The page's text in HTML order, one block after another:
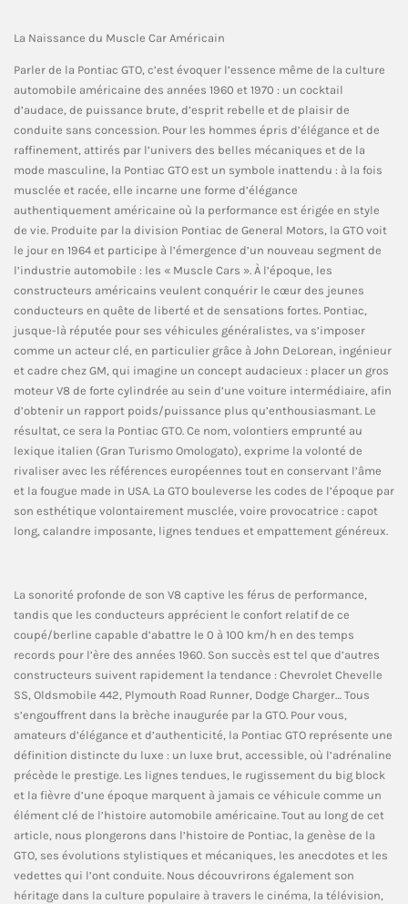
La Naissance du Muscle Car Américain
Parler de la Pontiac GTO, c’est évoquer l’essence même de la culture
automobile américaine des années 1960 et 1970 : un cocktail
d’audace, de puissance brute, d’esprit rebelle et de plaisir de
conduite sans concession. Pour les hommes épris d’élégance et de
raffinement, attirés par l’univers des belles mécaniques et de la
mode masculine, la Pontiac GTO est un symbole inattendu : à la fois
musclée et racée, elle incarne une forme d’élégance
authentiquement américaine où la performance est érigée en style
de vie. Produite par la division Pontiac de General Motors, la GTO voit
le jour en 1964 et participe à l’émergence d’un nouveau segment de
l’industrie automobile : les « Muscle Cars ». À l’époque, les
constructeurs américains veulent conquérir le cœur des jeunes
conducteurs en quête de liberté et de sensations fortes. Pontiac,
jusque-là réputée pour ses véhicules généralistes, va s’imposer
comme un acteur clé, en particulier grâce à John DeLorean, ingénieur
et cadre chez GM, qui imagine un concept audacieux : placer un gros
moteur V8 de forte cylindrée au sein d’une voiture intermédiaire, afin
d’obtenir un rapport poids/puissance plus qu’enthousiasmant. Le
résultat, ce sera la Pontiac GTO. Ce nom, volontiers emprunté au
lexique italien (Gran Turismo Omologato), exprime la volonté de
rivaliser avec les références européennes tout en conservant l’âme
et la fougue made in USA. La GTO bouleverse les codes de l’époque par
son esthétique volontairement musclée, voire provocatrice : capot
long, calandre imposante, lignes tendues et empattement généreux.
La sonorité profonde de son V8 captive les férus de performance,
tandis que les conducteurs apprécient le confort relatif de ce
coupé/berline capable d’abattre le 0 à 100 km/h en des temps
records pour l’ère des années 1960. Son succès est tel que d’autres
constructeurs suivent rapidement la tendance : Chevrolet Chevelle
SS, Oldsmobile 442, Plymouth Road Runner, Dodge Charger… Tous
s’engouffrent dans la brèche inaugurée par la GTO. Pour vous,
amateurs d’élégance et d’authenticité, la Pontiac GTO représente une
définition distincte du luxe : un luxe brut, accessible, où l’adrénaline
précède le prestige. Les lignes tendues, le rugissement du big block
et la fièvre d’une époque marquent à jamais ce véhicule comme un
élément clé de l’histoire automobile américaine. Tout au long de cet
article, nous plongerons dans l’histoire de Pontiac, la genèse de la
GTO, ses évolutions stylistiques et mécaniques, les anecdotes et les
vedettes qui l’ont conduite. Nous découvrirons également son
héritage dans la culture populaire à travers le cinéma, la télévision,